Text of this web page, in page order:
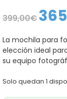
399,00€
El
precio
La mochila para
elección ideal
su equipo
Solo quedan 1